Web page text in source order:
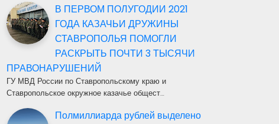
В ПЕРВОМ ПОЛУГОДИИ 2021
ГОДА КАЗАЧЬИ ДРУЖИНЫ
СТАВРОПОЛЬЯ ПОМОГЛИ
РАСКРЫТЬ ПОЧТИ 3 ТЫСЯЧИ
ПРАВОНАРУШЕНИЙ
ГУ МВД России по Ставропольскому краю и
Ставропольское окружное казачье общест…
Полмиллиарда рублей выделено